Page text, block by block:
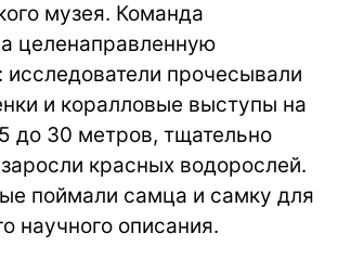
музея. Команда
целенаправленную
исследователи прочесывали
и коралловые выступы на
до 30 метров, тщательно
красных водорослей.
поймали самца и самку для
научного описания.